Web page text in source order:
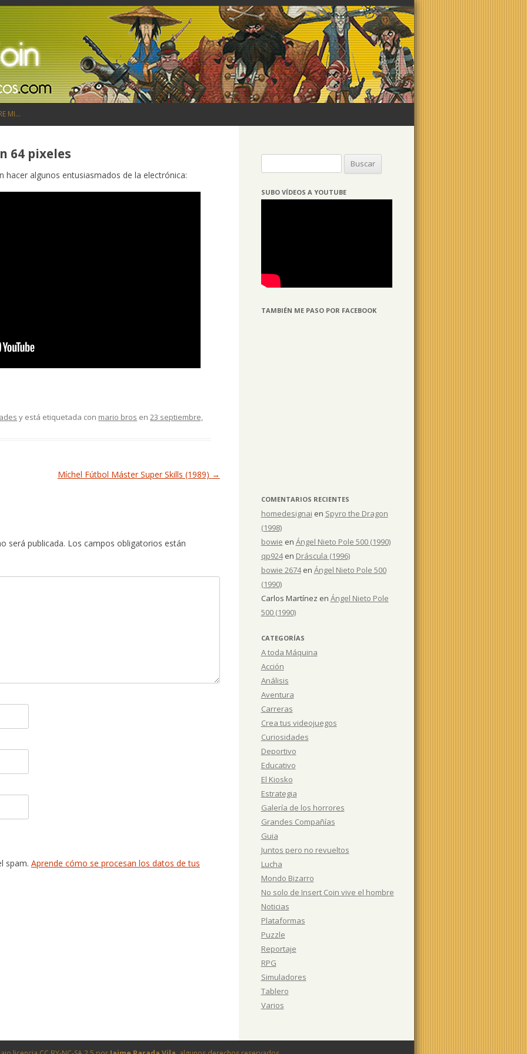
MI…
64 pixeles
hacer algunos entusiasmados de la electrónica:
y está etiquetada con mario bros en23 septiembre,
Míchel Fútbol Máster Super Skills (1989) →
será publicada. Los campos obligatorios están
spam. Aprende cómo se procesan los datos de tus
SUBO VÍDEOS A YOUTUBE
TAMBIÉN ME PASO POR FACEBOOK
COMENTARIOS RECIENTES
homedesignai en Spyro the Dragon
(1998)
bowie en Ángel Nieto Pole 500 (1990)
qp924en Dráscula (1996)
bowie 2674en Ángel Nieto Pole 500
(1990)
Carlos Martínez en Ángel Nieto Pole
500 (1990)
CATEGORÍAS
A toda Máquina
Acción
Análisis
Aventura
Carreras
Crea tus videojuegos
Curiosidades
Deportivo
Educativo
El Kiosko
Estrategia
Galería de los horrores
Grandes Compañías
Guia
Juntos pero no revueltos
Lucha
Mondo Bizarro
No solo de Insert Coin vive el hombre
Noticias
Plataformas
Puzzle
Reportaje
RPG
Simuladores
Tablero
Varios